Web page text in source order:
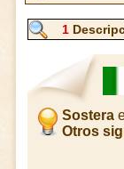
1
Sostera
Otros